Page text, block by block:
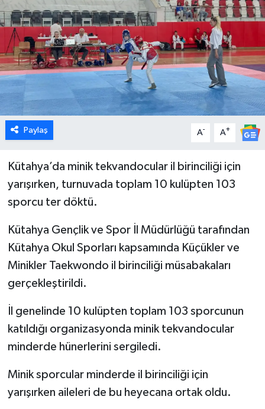
Paylaş A- A+
Kütahya’da minik tekvandocular il birinciliği için
yarışırken, turnuvada toplam 10 kulüpten 103
sporcu ter döktü.
Kütahya Gençlik ve Spor İl Müdürlüğü tarafından
Kütahya Okul Sporları kapsamında Küçükler ve
Minikler Taekwondo il birinciliği müsabakaları
gerçekleştirildi.
İl genelinde 10 kulüpten toplam 103 sporcunun
katıldığı organizasyonda minik tekvandocular
minderde hünerlerini sergiledi.
Minik sporcular minderde il birinciliği için
yarışırken aileleri de bu heyecana ortak oldu.
Emet
Foto Galeri
Genel
Hisarcık
İlçeler
Köşe Yazıları
Kültür Sanat
Magazin
Pazarlar